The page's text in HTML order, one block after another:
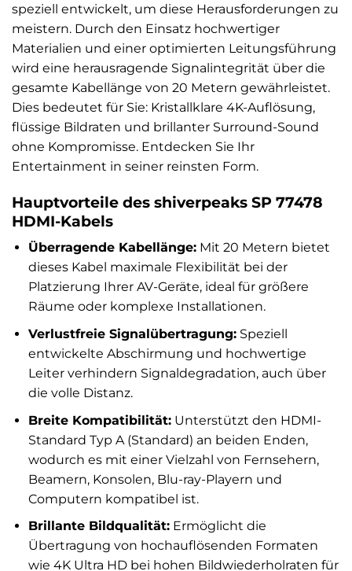
speziell entwickelt, um diese Herausforderungen zu
meistern. Durch den Einsatz hochwertiger
Materialien und einer optimierten Leitungsführung
wird eine herausragende Signalintegrität über die
gesamte Kabellänge von 20 Metern gewährleistet.
Dies bedeutet für Sie: Kristallklare 4K-Auflösung,
flüssige Bildraten und brillanter Surround-Sound
ohne Kompromisse. Entdecken Sie Ihr
Entertainment in seiner reinsten Form.
Hauptvorteile des shiverpeaks SP 77478
HDMI-Kabels
Überragende Kabellänge:Mit 20 Metern bietet
dieses Kabel maximale Flexibilität bei der
Platzierung Ihrer AV-Geräte, ideal für größere
Räume oder komplexe Installationen.
Verlustfreie Signalübertragung:Speziell
entwickelte Abschirmung und hochwertige
Leiter verhindern Signaldegradation, auch über
die volle Distanz.
Breite Kompatibilität:Unterstützt den HDMI-
Standard Typ A (Standard) an beiden Enden,
wodurch es mit einer Vielzahl von Fernsehern,
Beamern, Konsolen, Blu-ray-Playern und
Computern kompatibel ist.
Brillante Bildqualität:Ermöglicht die
Übertragung von hochauflösenden Formaten
wie 4K Ultra HD bei hohen Bildwiederholraten für